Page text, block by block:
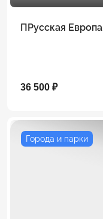
ПРусская Европа
36 500 ₽
Города и парки